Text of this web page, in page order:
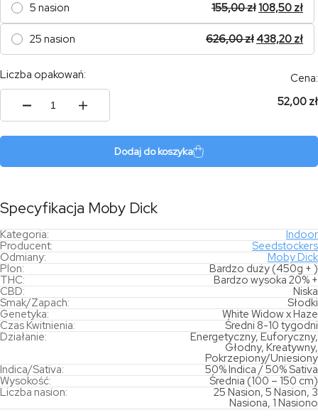
5 nasion 155,00zł108,50 zł
25 nasion 626,00zł438,20 zł
Liczba opakowań:
ilość
Cena:
52,00 zł
Dodaj do koszyka
Specyfikacja Moby Dick
Kategoria:
Indoor
Producent:
Seedstockers
Odmiany:
Moby Dick
Plon:
Bardzo duży (450g + )
THC:
Bardzo wysoka 20% +
CBD:
Niska
Smak/Zapach:
Słodki
Genetyka:
White Widow x Haze
Czas Kwitnienia:
Średni 8-10 tygodni
Działanie:
Energetyczny, Euforyczny,
Głodny, Kreatywny,
Pokrzepiony/Uniesiony
Indica/Sativa:
50% Indica / 50% Sativa
Wysokość:
Średnia (100 – 150 cm)
Liczba nasion:
25 Nasion, 5 Nasion, 3
Nasiona, 1 Nasiono